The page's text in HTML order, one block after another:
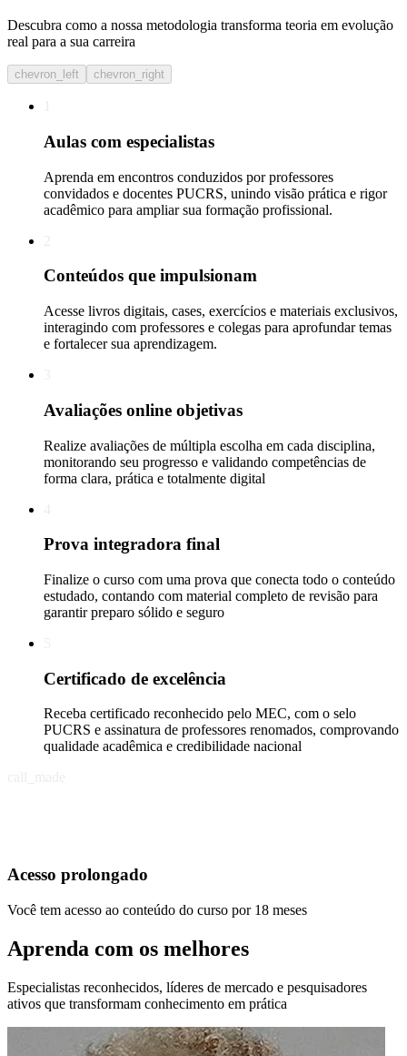
Descubra como a nossa metodologia transforma teoria em evolução
real para a sua carreira​
chevron_left chevron_right
Aulas com especialistas
Aprenda em encontros conduzidos por professores
convidados e docentes PUCRS, unindo visão prática e rigor
acadêmico para ampliar sua formação profissional.
Conteúdos que impulsionam
Acesse livros digitais, cases, exercícios e materiais exclusivos,
interagindo com professores e colegas para aprofundar temas
e fortalecer sua aprendizagem.
Avaliações online objetivas
Realize avaliações de múltipla escolha em cada disciplina,
monitorando seu progresso e validando competências de
forma clara, prática e totalmente digital
Prova integradora final
Finalize o curso com uma prova que conecta todo o conteúdo
estudado, contando com material completo de revisão para
garantir preparo sólido e seguro
Certificado de excelência
Receba certificado reconhecido pelo MEC, com o selo
PUCRS e assinatura de professores renomados, comprovando
qualidade acadêmica e credibilidade nacional
Acesso prolongado
Você tem acesso ao conteúdo do curso por 18 meses
Aprenda com os melhores
Especialistas reconhecidos, líderes de mercado e pesquisadores
ativos que transformam conhecimento em prática